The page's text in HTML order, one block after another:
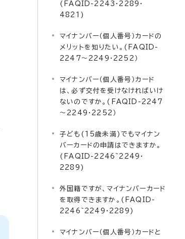
(FAQID-2243・2289・
4821)
マイナンバー（個人番号）カードの
メリットを知りたい。(FAQID-
2247～2249・2252）
マイナンバー（個人番号）カード
は、必ず交付を受けなければいけ
ないのですか。(FAQID-2247
～2249・2252）
子ども(15歳未満)でもマイナン
バーカードの申請はできますか。
(FAQID-2246~2249・
2289)
外国籍ですが、マイナンバーカード
を取得できますか。(FAQID-
2246~2249・2289)
マイナンバー（個人番号）カードと